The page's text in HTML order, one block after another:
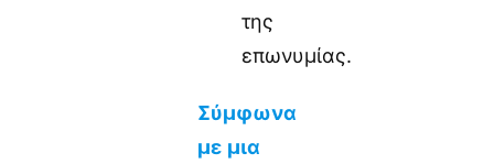
της
επωνυμίας.
Σύμφωνα
με μια